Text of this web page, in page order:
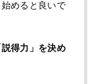
めると良いで
得力」を決め